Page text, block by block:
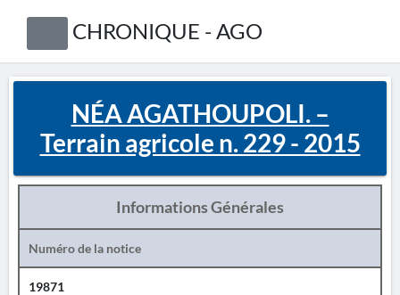
CHRONIQUE - AGO
NÉA AGATHOUPOLI. –
Terrain agricole n. 229 - 2015
Informations Générales
Numéro de la notice
19871